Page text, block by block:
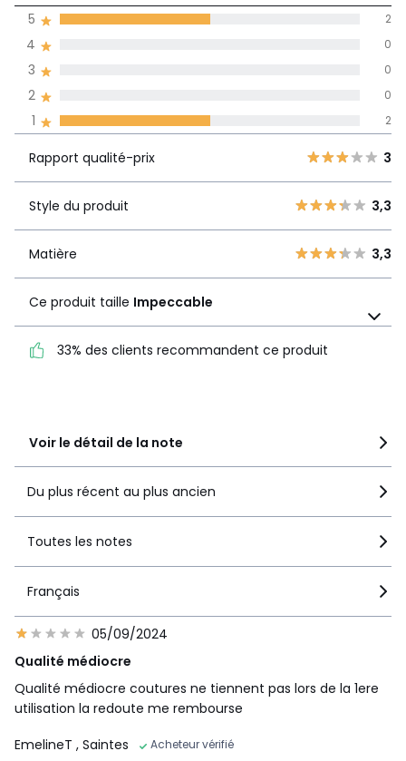
de moyenne
obtenue sur
La Redoute s'engage
1
3
3
produit
3,3
Matière
3,3
Ce produit taille
Impeccable
Voir le détail de la note
1 2
2 0
3 0
4 0
5 2
Rapport qualité-prix 3
Style du produit 3,3
Matière 3,3
Ce produit taille Impeccable
33% des clients recommandent ce produit
Du plus récent au plus ancien
Toutes les notes
Français
05/09/2024
Qualité médiocre
Qualité médiocre coutures ne tiennent pas lors de la 1ere
utilisation la redoute me rembourse
EmelineT , Saintes Acheteur vérifié